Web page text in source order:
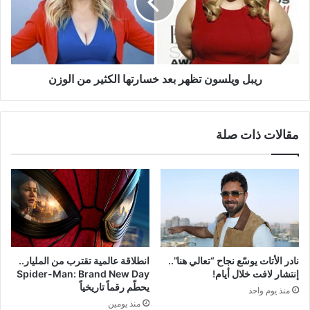
خسارتها
الكثير
من
الوزن
ريبل ويلسون تظهر بعد خسارتها الكثير من الوزن
مقالات ذات صلة
نادر الأتات يوسّع نجاح “تعالي هنا”..
إنتشار لافت خلال أيام!
منذ يوم واحد
انطلاقة عالمية تقترب من المليار..
Spider-Man: Brand New Day
يحطّم رقماً تاريخياً
منذ يومين